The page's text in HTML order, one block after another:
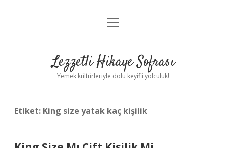
Anasayfa
Yasal Uyarı
menüyü
Lezzetli Hikaye Sofrası
Yemek kültürleriyle dolu keyifli yolculuk!
Etiket: King size yatak kaç kişilik